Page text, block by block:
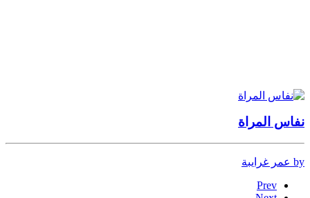
نفاس المراة
by عمر غرايبة
Prev